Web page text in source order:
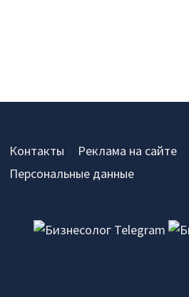
Контакты Реклама на сайте
Персональные данные